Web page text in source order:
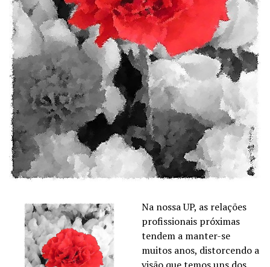
Na nossa UP, as relações
profissionais próximas
tendem a manter-se
muitos anos, distorcendo a